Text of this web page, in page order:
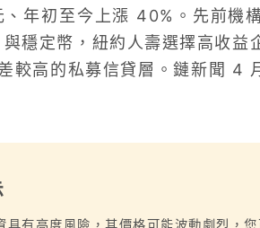
年初至今上漲 40%。先前機
穩定幣，紐約人壽選擇高收益
較高的私募信貸層。鏈新聞 4